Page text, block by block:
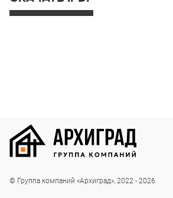
© Группа компаний «Архиград», 2022 - 2026